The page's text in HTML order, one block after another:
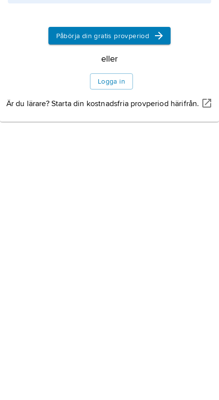
Information om artikeln
Påbörja din gratis provperiod
eller
Logga in
Är du lärare? Starta din kostnadsfria provperiod härifrån.